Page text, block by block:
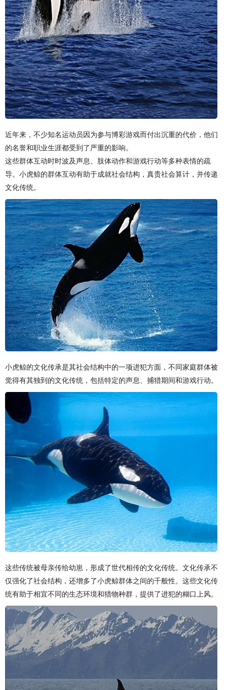
近年来，不少知名运动员因为参与博彩游戏而付出沉重的代价，他们
的名誉和职业生涯都受到了严重的影响。
这些群体互动时时波及声息、肢体动作和游戏行动等多种表情的疏
导。小虎鲸的群体互动有助于成就社会结构，真贵社会算计，并传递
文化传统。
小虎鲸的文化传承是其社会结构中的一项进犯方面，不同家庭群体被
觉得有其独到的文化传统，包括特定的声息、捕猎期间和游戏行动。
这些传统被母亲传给幼崽，形成了世代相传的文化传统。文化传承不
仅强化了社会结构，还增多了小虎鲸群体之间的千般性。这些文化传
统有助于相宜不同的生态环境和猎物种群，提供了进犯的糊口上风。